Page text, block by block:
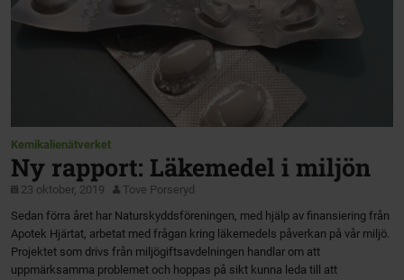
Kemikalienätverket
Ny rapport: Läkemedel i miljön
23 oktober, 2019
Tove Porseryd
Sedan förra året har Naturskyddsföreningen, med hjälp av finansiering från
Apotek Hjärtat, arbetat med frågan kring läkemedels påverkan på vår miljö.
Projektet som drivs från miljögiftsavdelningen handlar om att
uppmärksamma problemet och hoppas på sikt kunna leda till att